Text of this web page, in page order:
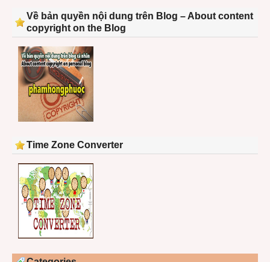
Về bản quyền nội dung trên Blog – About content
copyright on the Blog
Time Zone Converter